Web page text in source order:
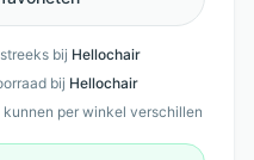
bij Hellochair
bij Hellochair
per winkel verschillen